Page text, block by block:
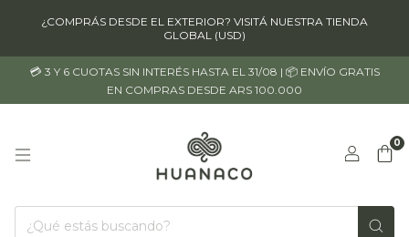
¿COMPRÁS DESDE EL EXTERIOR? VISITÁ NUESTRA TIENDA
GLOBAL (USD)
💳 3 Y 6 CUOTAS SIN INTERÉS HASTA EL 31/08 | 📦 ENVÍO GRATIS
EN COMPRAS DESDE ARS 100.000
0